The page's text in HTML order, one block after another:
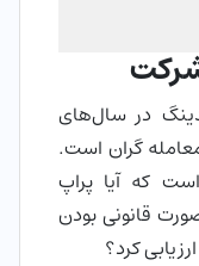
در سال‌های
گران است.
که آیا پراپ
قانونی بودن
کرد؟